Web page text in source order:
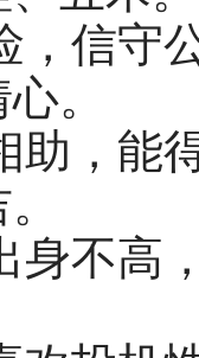
信守
。
，能
不高